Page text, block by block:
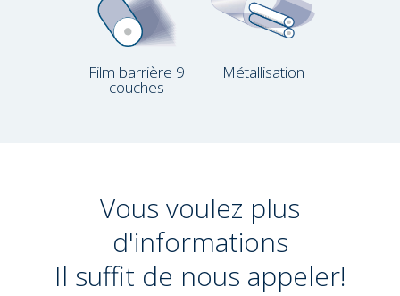
Film barrière 9
couches
Métallisation
Vous voulez plus
d'informations
Il suffit de nous appeler!